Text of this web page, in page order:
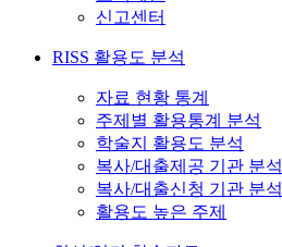
신고센터
RISS 활용도 분석
자료 현황 통계
주제별 활용통계 분석
학술지 활용도 분석
복사/대출제공 기관 분석
복사/대출신청 기관 분석
활용도 높은 주제